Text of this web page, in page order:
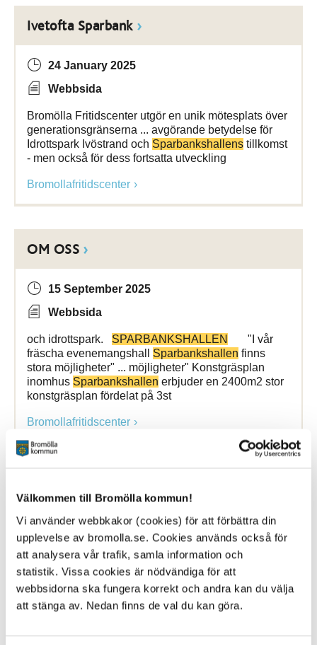
Välkommen till Bromölla kommun!
Vi använder webbkakor (cookies) för att förbättra din
upplevelse av bromolla.se. Cookies används också för
att analysera vår trafik, samla information och
statistik. Vissa cookies är nödvändiga för att
webbsidorna ska fungera korrekt och andra kan du välja
att stänga av. Nedan finns de val du kan göra.
Ivetofta Sparbank
24 January 2025
Webbsida
Bromölla Fritidscenter utgör en unik mötesplats över
generationsgränserna ... avgörande betydelse för
Idrottspark Ivöstrand och Sparbankshallens tillkomst
- men också för dess fortsatta utveckling
Bromollafritidscenter
OM OSS
15 September 2025
Webbsida
och idrottspark. SPARBANKSHALLEN
"I vår
fräscha evenemangshall Sparbankshallen finns
stora möjligheter" ... möjligheter" Konstgräsplan
inomhus Sparbankshallen erbjuder en 2400m2 stor
konstgräsplan fördelat på 3st
Bromollafritidscenter
10 October 2024
Webbsida
Lokaler och idrottshallar Sök och boka lokal
SparbankshallenHumlescenen Kontakt I Bromölla
kommun finns ... tider i kommunens idrottshallar och